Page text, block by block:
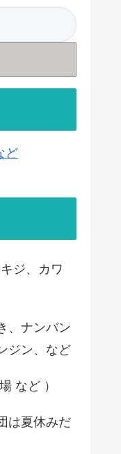
ど
ジ、カワ
、ナンバン
ジン、など
など ）
は夏休みだ